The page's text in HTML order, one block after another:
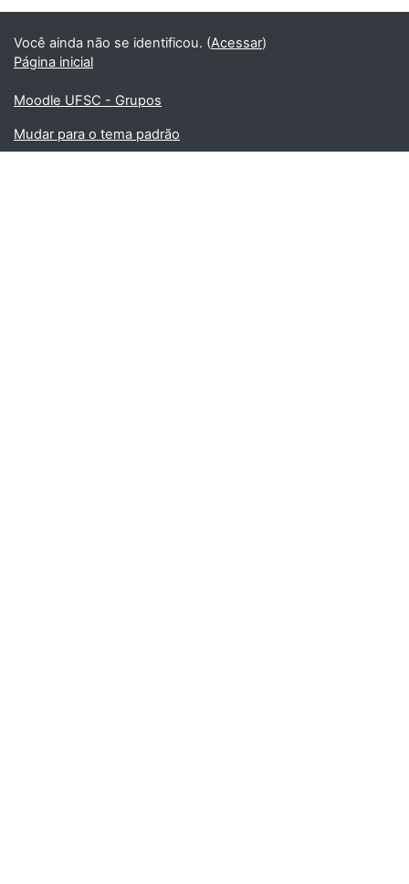
Você ainda não se identificou. (Acessar)
Página inicial
Moodle UFSC - Grupos
Mudar para o tema padrão